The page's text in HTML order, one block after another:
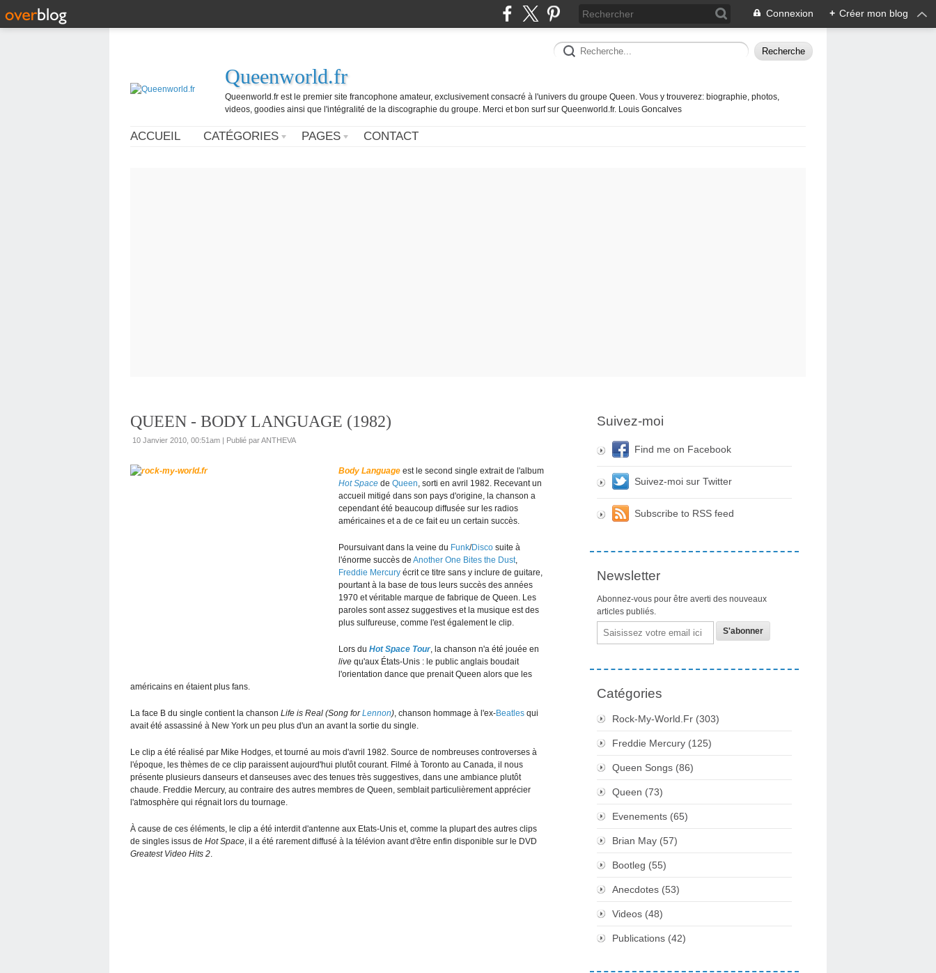
Connexion + Créer mon blog
Queenworld.fr
Queenworld.fr est le premier site francophone amateur, exclusivement consacré à l'univers du groupe Queen. Vous y trouverez: biographie, photos,
videos, goodies ainsi que l'intégralité de la discographie du groupe. Merci et bon surf sur Queenworld.fr. Louis Goncalves
ACCUEIL CATÉGORIES PAGES CONTACT
QUEEN - BODY LANGUAGE (1982)
10 Janvier 2010, 00:51am | Publié par ANTHEVA
Body Language est le second single extrait de l'album
Hot Space de Queen, sorti en avril 1982. Recevant un
accueil mitigé dans son pays d'origine, la chanson a
cependant été beaucoup diffusée sur les radios
américaines et a de ce fait eu un certain succès.
Poursuivant dans la veine du Funk/Disco suite à
l'énorme succès de Another One Bites the Dust,
Freddie Mercury écrit ce titre sans y inclure de guitare,
pourtant à la base de tous leurs succès des années
1970 et véritable marque de fabrique de Queen. Les
paroles sont assez suggestives et la musique est des
plus sulfureuse, comme l'est également le clip.
Lors du Hot Space Tour, la chanson n'a été jouée en
live qu'aux États-Unis : le public anglais boudait
l'orientation dance que prenait Queen alors que les
américains en étaient plus fans.
La face B du single contient la chanson Life is Real (Song forLennon), chanson hommage à l'ex-Beatles qui
avait été assassiné à New York un peu plus d'un an avant la sortie du single.
Le clip a été réalisé par Mike Hodges, et tourné au mois d'avril 1982. Source de nombreuses controverses à
l'époque, les thèmes de ce clip paraissent aujourd'hui plutôt courant. Filmé à Toronto au Canada, il nous
présente plusieurs danseurs et danseuses avec des tenues très suggestives, dans une ambiance plutôt
chaude. Freddie Mercury, au contraire des autres membres de Queen, semblait particulièrement apprécier
l'atmosphère qui régnait lors du tournage.
À cause de ces éléments, le clip a été interdit d'antenne aux Etats-Unis et, comme la plupart des autres clips
de singles issus de Hot Space, il a été rarement diffusé à la télévion avant d'être enfin disponible sur le DVD
Greatest Video Hits 2.
Suivez-moi
Find me on Facebook
Suivez-moi sur Twitter
Subscribe to RSS feed
Newsletter
Abonnez-vous pour être averti des nouveaux
articles publiés.
Email
Catégories
Rock-My-World.fr (303)
Freddie Mercury (125)
Queen Songs (86)
Queen (73)
Evenements (65)
Brian May (57)
Bootleg (55)
Anecdotes (53)
Videos (48)
Publications (42)